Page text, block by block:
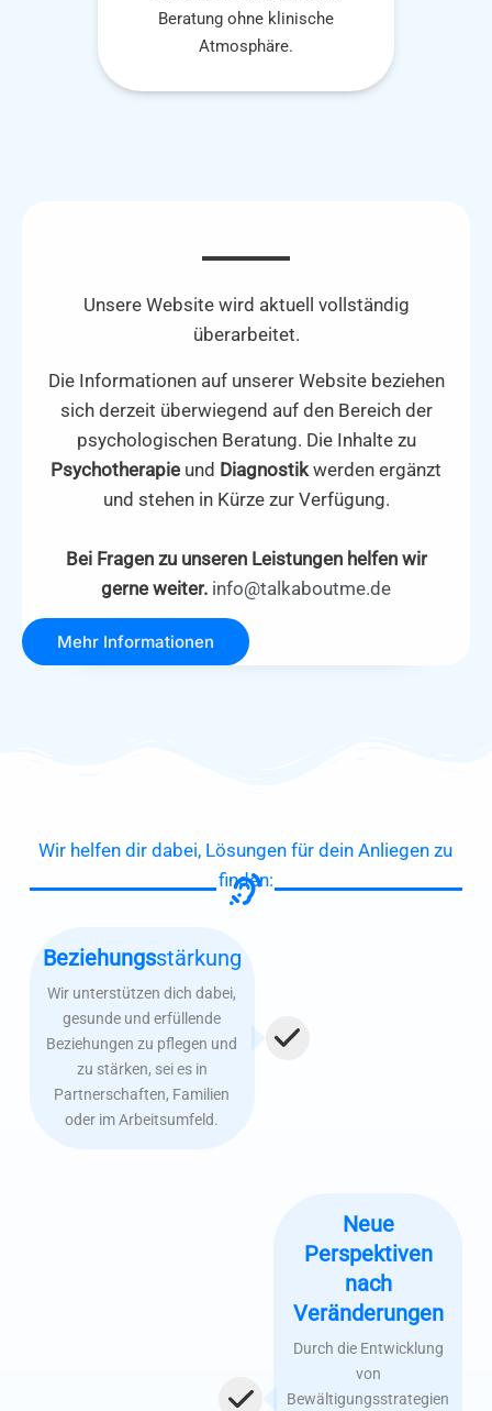
Beratung ohne klinische
Atmosphäre.
Unsere Website wird aktuell vollständig
überarbeitet.​
Die Informationen auf unserer Website beziehen
sich derzeit überwiegend auf den Bereich der
psychologischen Beratung. Die Inhalte zu
Psychotherapie und Diagnostik werden ergänzt
und stehen in Kürze zur Verfügung.
Bei Fragen zu unseren Leistungen helfen wir
gerne weiter. info@talkaboutme.de
Mehr Informationen
Wir helfen dir dabei, Lösungen für dein Anliegen zu
finden:
Beziehungsstärkung
Wir unterstützen dich dabei,
gesunde und erfüllende
Beziehungen zu pflegen und
zu stärken, sei es in
Partnerschaften, Familien
oder im Arbeitsumfeld.
Neue
Perspektiven
nach
Veränderungen
Durch die Entwicklung
von
Bewältigungsstrategien